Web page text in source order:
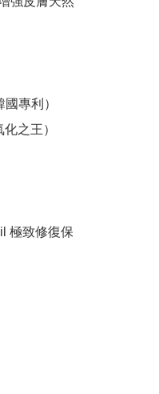
專利）
之王）
極致修復保